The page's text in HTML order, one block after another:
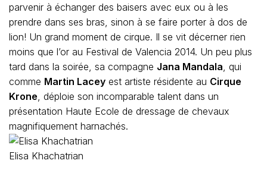
parvenir à échanger des baisers avec eux ou à les
prendre dans ses bras, sinon à se faire porter à dos de
lion! Un grand moment de cirque. Il se vit décerner rien
moins que l’or au Festival de Valencia 2014. Un peu plus
tard dans la soirée, sa compagne Jana Mandala , qui
comme Martin Lacey est artiste résidente au Cirque
Krone , déploie son incomparable talent dans un
présentation Haute Ecole de dressage de chevaux
magnifiquement harnachés.
Elisa Khachatrian